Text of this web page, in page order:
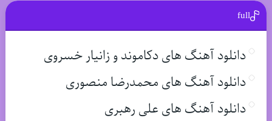
full
دانلود آهنگ های دکاموند و زانیار خسروی
دانلود آهنگ های محمدرضا منصوری
دانلود آهنگ های علی رهبری